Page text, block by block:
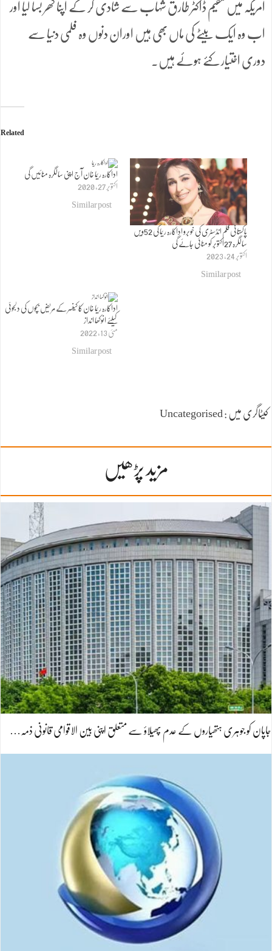
امریکہ میں مقیم ڈاکٹر طارق شہاب سے شادی کر کے اپنا گھر بسا لیا اور
اب وہ ایک بیٹے کی ماں بھی ہیں اوران دنوں وہ فلمی دنیا سے
دوری اختیار کئے ہوئے ہیں۔
Related
اداکارہ ریما خان آج اپنی سالگرہ منائیں گی
اکتوبر 27, 2020
Similar post
پاکستانی فلم انڈسٹری کی خوبرو اداکارہ ریما کی 52ویں
سالگرہ 27اکتوبر کو منائی جائے گی
اکتوبر 24, 2023
Similar post
اداکارہ ریما خان کا کینسر کے مریض بچوں کی دلجوئی
کیلئے انوکھا انداز
مئی 13, 2022
Similar post
کیٹاگری میں : Uncategorised
مزید پڑھیں
جاپان کو جوہری ہتھیاروں کے عدم پھیلاؤ سے متعلق اپنی بین الاقوامی قانونی ذمہ…